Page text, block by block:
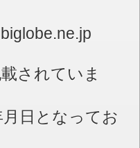
されていま
日となってお